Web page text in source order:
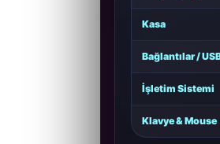
Kasa
Bağlantılar /
İşletim Sistemi
Klavye & Mouse